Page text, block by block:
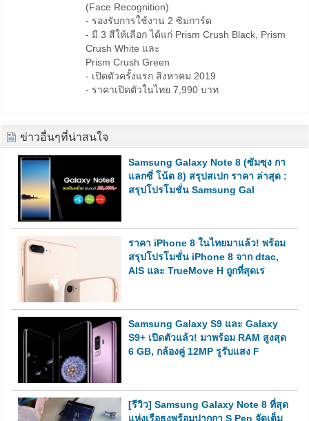
(Face Recognition)
- รองรับการใช้งาน 2 ซิมการ์ด
- มี 3 สีให้เลือก ได้แก่ Prism Crush Black, Prism
Crush White และ
Prism Crush Green
- เปิดตัวครั้งแรก สิงหาคม 2019
- ราคาเปิดตัวในไทย 7,990 บาท
ข่าวอื่นๆที่น่าสนใจ
Samsung Galaxy Note 8 (ซัมซุง กา
แลกซี่ โน้ต 8) สรุปสเปก ราคา ล่าสุด :
สรุปโปรโมชั่น Samsung Gal
ราคา iPhone 8 ในไทยมาแล้ว! พร้อม
สรุปโปรโมชั่น iPhone 8 จาก dtac,
AIS และ TrueMove H ถูกที่สุดเร
Samsung Galaxy S9 และ Galaxy
S9+ เปิดตัวแล้ว! มาพร้อม RAM สูงสุด
6 GB, กล้องคู่ 12MP รูรับแสง F
[รีวิว] Samsung Galaxy Note 8 ที่สุด
แห่งเรือธงพร้อมปากกา S Pen จัดเต็ม